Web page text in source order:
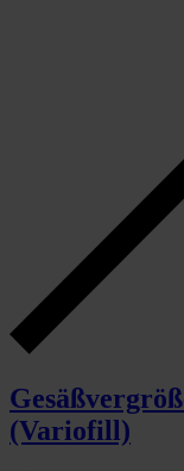
(Variofill)